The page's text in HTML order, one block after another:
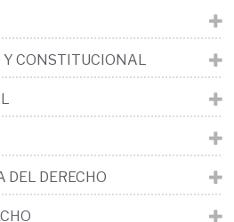
CONSTITUCIONAL
DEL DERECHO